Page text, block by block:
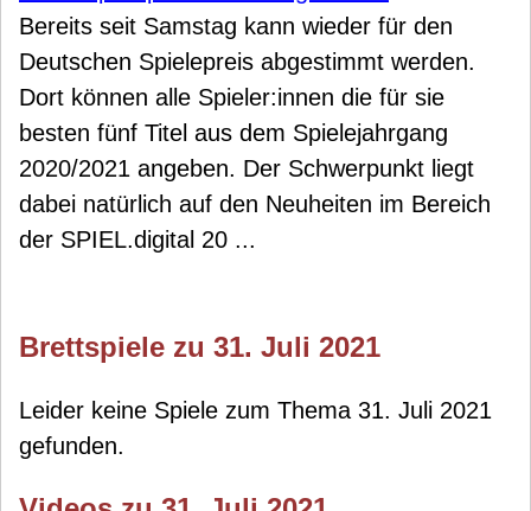
Bereits seit Samstag kann wieder für den
Deutschen Spielepreis abgestimmt werden.
Dort können alle Spieler:innen die für sie
besten fünf Titel aus dem Spielejahrgang
2020/2021 angeben. Der Schwerpunkt liegt
dabei natürlich auf den Neuheiten im Bereich
der SPIEL.digital 20 ...
Brettspiele zu 31. Juli 2021
Leider keine Spiele zum Thema 31. Juli 2021
gefunden.